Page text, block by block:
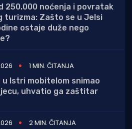
250.000 noćenja i povratak
turizma: Zašto se u Jelsi
ostaje duže nego
1 MIN. ČITANJA
u Istri mobitelom snimao
uhvatio ga zaštitar
2 MIN. ČITANJA